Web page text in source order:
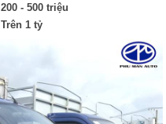
200 - 500 triệu
Trên 1 tỷ